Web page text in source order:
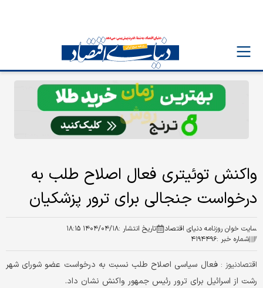
واکنش توئیتری فعال اصلاح طلب به
درخواست جنجالی برای ترور پزشکیان
سایت خوان روزنامه دنیای اقتصاد تاریخ انتشار :۱۴۰۴/۰۴/۱۸ ۱۸:۱۵
شماره خبر :۴۱۹۴۴۹۶
اقتصادنیوز :فعال سیاسی اصلاح طلب نسبت به درخواست عضو شورای شهر
رشت از اسرائیل برای ترور رئیس جمهور واکنش نشان داد.